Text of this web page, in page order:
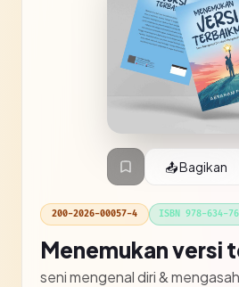
📤 Bagikan
200-2026-00057-4 ISBN 978-634-
Menemukan versi
seni mengenal diri &